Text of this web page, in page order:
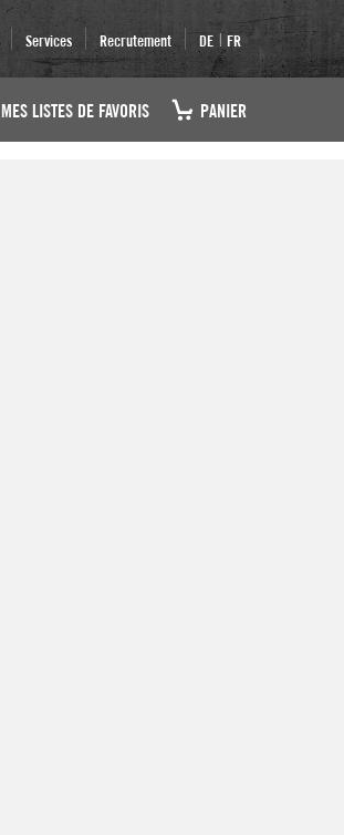
Services Recrutement DE | FR
MES LISTES DE FAVORIS PANIER